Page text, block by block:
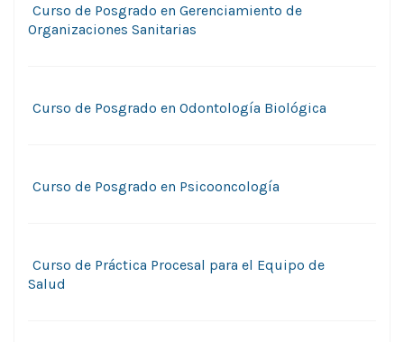
Curso de Posgrado en Gerenciamiento de
Organizaciones Sanitarias
Curso de Posgrado en Odontología Biológica
Curso de Posgrado en Psicooncologí­a
Curso de Práctica Procesal para el Equipo de
Salud